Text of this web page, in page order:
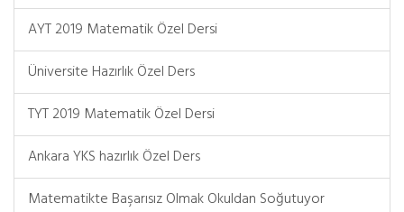
AYT 2019 Matematik Özel Dersi
Üniversite Hazırlık Özel Ders
TYT 2019 Matematik Özel Dersi
Ankara YKS hazırlık Özel Ders
Matematikte Başarısız Olmak Okuldan Soğutuyor